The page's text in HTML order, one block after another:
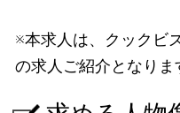
※本求人は、クックビ
の求人ご紹介となりま